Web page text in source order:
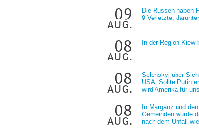
09
aug.
Die Russen haben
9 Verletzte,
08
aug.
In der Region Kiew
08
aug.
Selenskyj über
USA: Sollte Putin
wird Amerika für
08
aug.
In Marganz und
Gemeinden wurde
nach dem Unfall